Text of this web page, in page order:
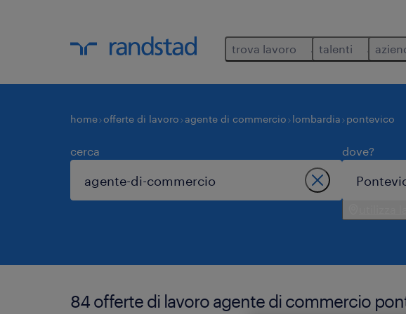
trova lavoro talenti
home offerte di lavoro agente di commercio lombardia pontevico
cerca dove?
84 offerte di lavoro agente di commercio